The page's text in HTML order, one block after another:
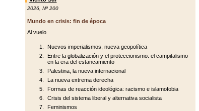
2026, Nº 200
Mundo en crisis: fin de época
Al vuelo
Nuevos imperialismos, nueva geopolítica
Entre la globalización y el proteccionismo: el campitalismo
en la era del estancamiento
Palestina, la nueva internacional
La nueva extrema derecha
Formas de reacción ideológica: racismo e islamofobia
Crisis del sistema liberal y alternativa socialista
Feminismos